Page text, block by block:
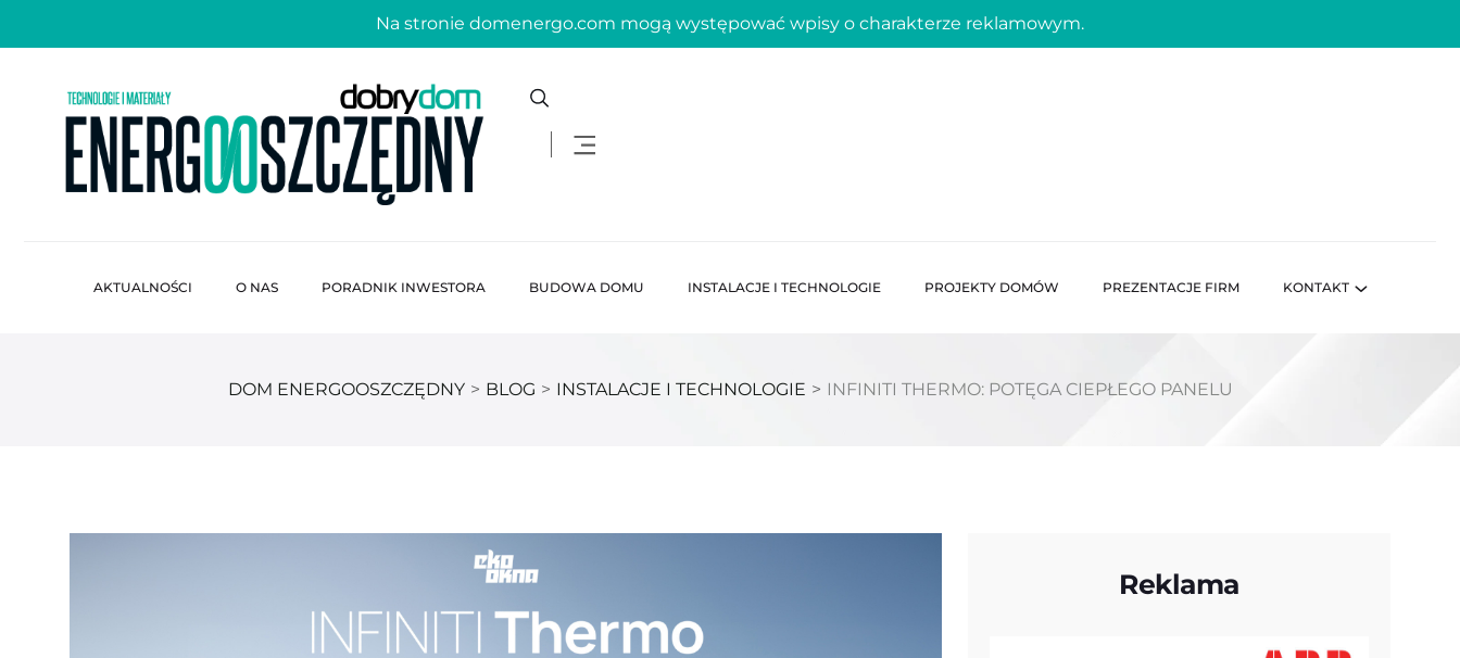
Na stronie domenergo.com mogą występować wpisy o charakterze reklamowym.
AKTUALNOŚCI O NAS PORADNIK INWESTORA BUDOWA DOMU INSTALACJE I TECHNOLOGIE PROJEKTY DOMÓW PREZENTACJE FIRM KONTAKT
DOM ENERGOOSZCZĘDNY > BLOG > INSTALACJE I TECHNOLOGIE > INFINITI THERMO: POTĘGA CIEPŁEGO PANELU
Reklama